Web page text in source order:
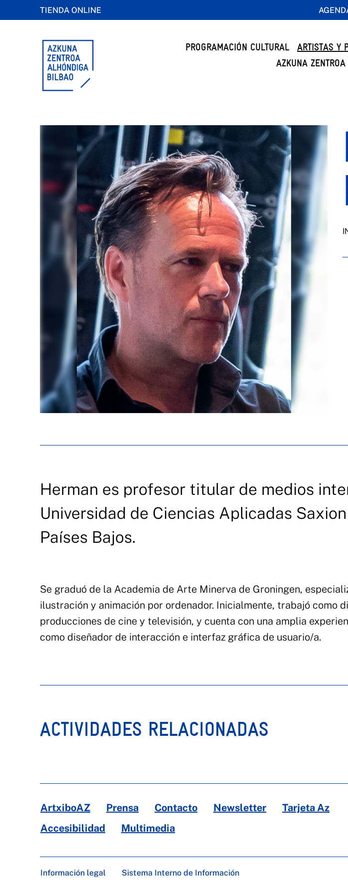
TIENDA ONLINE
PROGRAMACIÓN CULTURAL ARTISTAS Y
AZKUNA ZENTROA
Herman es profesor titular de medios
Universidad de Ciencias Aplicadas
Países Bajos.
Se graduó de la Academia de Arte Minerva de Groningen,
ilustración y animación por ordenador. Inicialmente, trabajó como
producciones de cine y televisión, y cuenta con una amplia
como diseñador de interacción e interfaz gráfica de usuario/a.
ACTIVIDADES RELACIONADAS
ArtxiboAZ Prensa Contacto Newsletter
Tarjeta Az
Accesibilidad
Multimedia
Información legal Sistema Interno de Información